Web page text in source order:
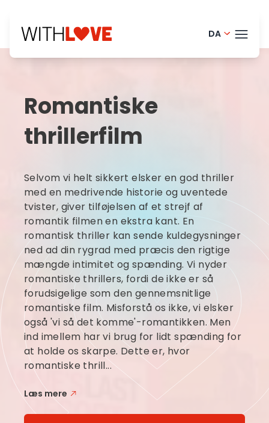
DA
French -
Romantiske
thrillerfilm
Selvom vi helt sikkert elsker en god thriller
med en medrivende historie og uventede
tvister, giver tilføjelsen af et strejf af
romantik filmen en ekstra kant. En
romantisk thriller kan sende kuldegysninger
ned ad din rygrad med præcis den rigtige
mængde intimitet og spænding. Vi nyder
romantiske thrillers, fordi de ikke er så
forudsigelige som den gennemsnitlige
romantiske film. Misforstå os ikke, vi elsker
også 'vi så det komme'-romantikken. Men
ind imellem har vi brug for lidt spænding for
at holde os skarpe. Dette er, hvor
romantiske thrill...
Læs mere